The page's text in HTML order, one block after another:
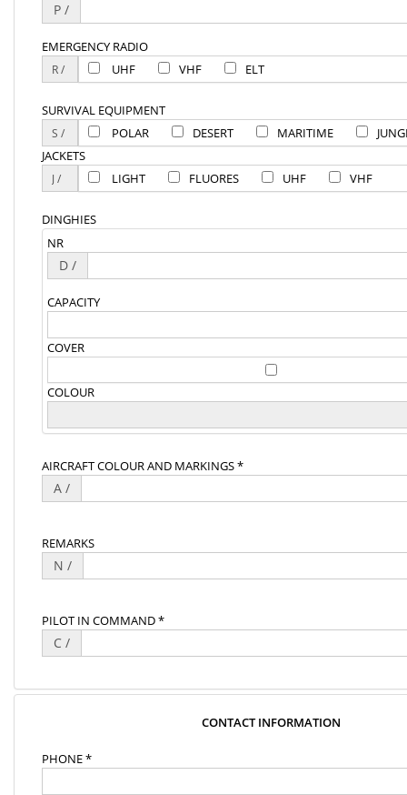
P /
EMERGENCY RADIO
UHF
VHF ELT
SURVIVAL EQUIPMENT
POLAR
DESERT MARITIME
JACKETS
LIGHT
FLUORES UHF VHF
DINGHIES
NR
D /
CAPACITY
COVER
COLOUR
AIRCRAFT COLOUR AND MARKINGS *
A /
REMARKS
N /
PILOT IN COMMAND *
C /
CONTACT INFORMATION
PHONE *